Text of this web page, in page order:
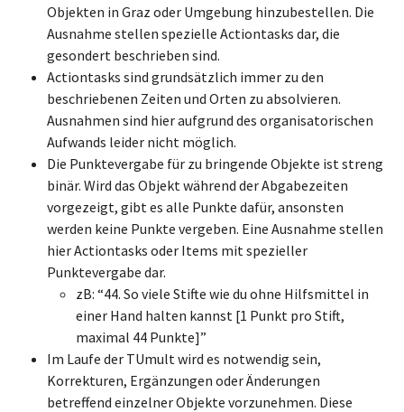
Objekten in Graz oder Umgebung hinzubestellen. Die
Ausnahme stellen spezielle Actiontasks dar, die
gesondert beschrieben sind.
Actiontasks sind grundsätzlich immer zu den
beschriebenen Zeiten und Orten zu absolvieren.
Ausnahmen sind hier aufgrund des organisatorischen
Aufwands leider nicht möglich.
Die Punktevergabe für zu bringende Objekte ist streng
binär. Wird das Objekt während der Abgabezeiten
vorgezeigt, gibt es alle Punkte dafür, ansonsten
werden keine Punkte vergeben. Eine Ausnahme stellen
hier Actiontasks oder Items mit spezieller
Punktevergabe dar.
zB: “44. So viele Stifte wie du ohne Hilfsmittel in
einer Hand halten kannst [1 Punkt pro Stift,
maximal 44 Punkte]”
Im Laufe der TUmult wird es notwendig sein,
Korrekturen, Ergänzungen oder Änderungen
betreffend einzelner Objekte vorzunehmen. Diese